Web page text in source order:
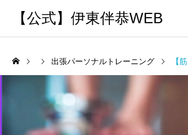
【公式】伊東伴恭WEB
出張パーソナルトレーニング 【筋トレを